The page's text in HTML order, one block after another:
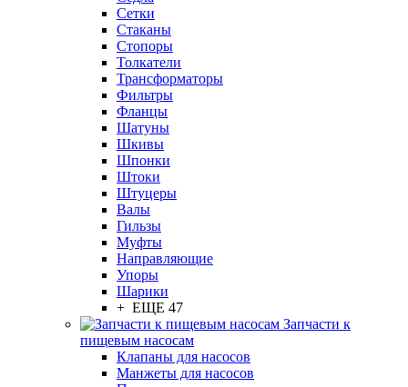
Сетки
Стаканы
Стопоры
Толкатели
Трансформаторы
Фильтры
Фланцы
Шатуны
Шкивы
Шпонки
Штоки
Штуцеры
Валы
Гильзы
Муфты
Направляющие
Упоры
Шарики
+ ЕЩЕ 47
Запчасти к
пищевым насосам
Клапаны для насосов
Манжеты для насосов